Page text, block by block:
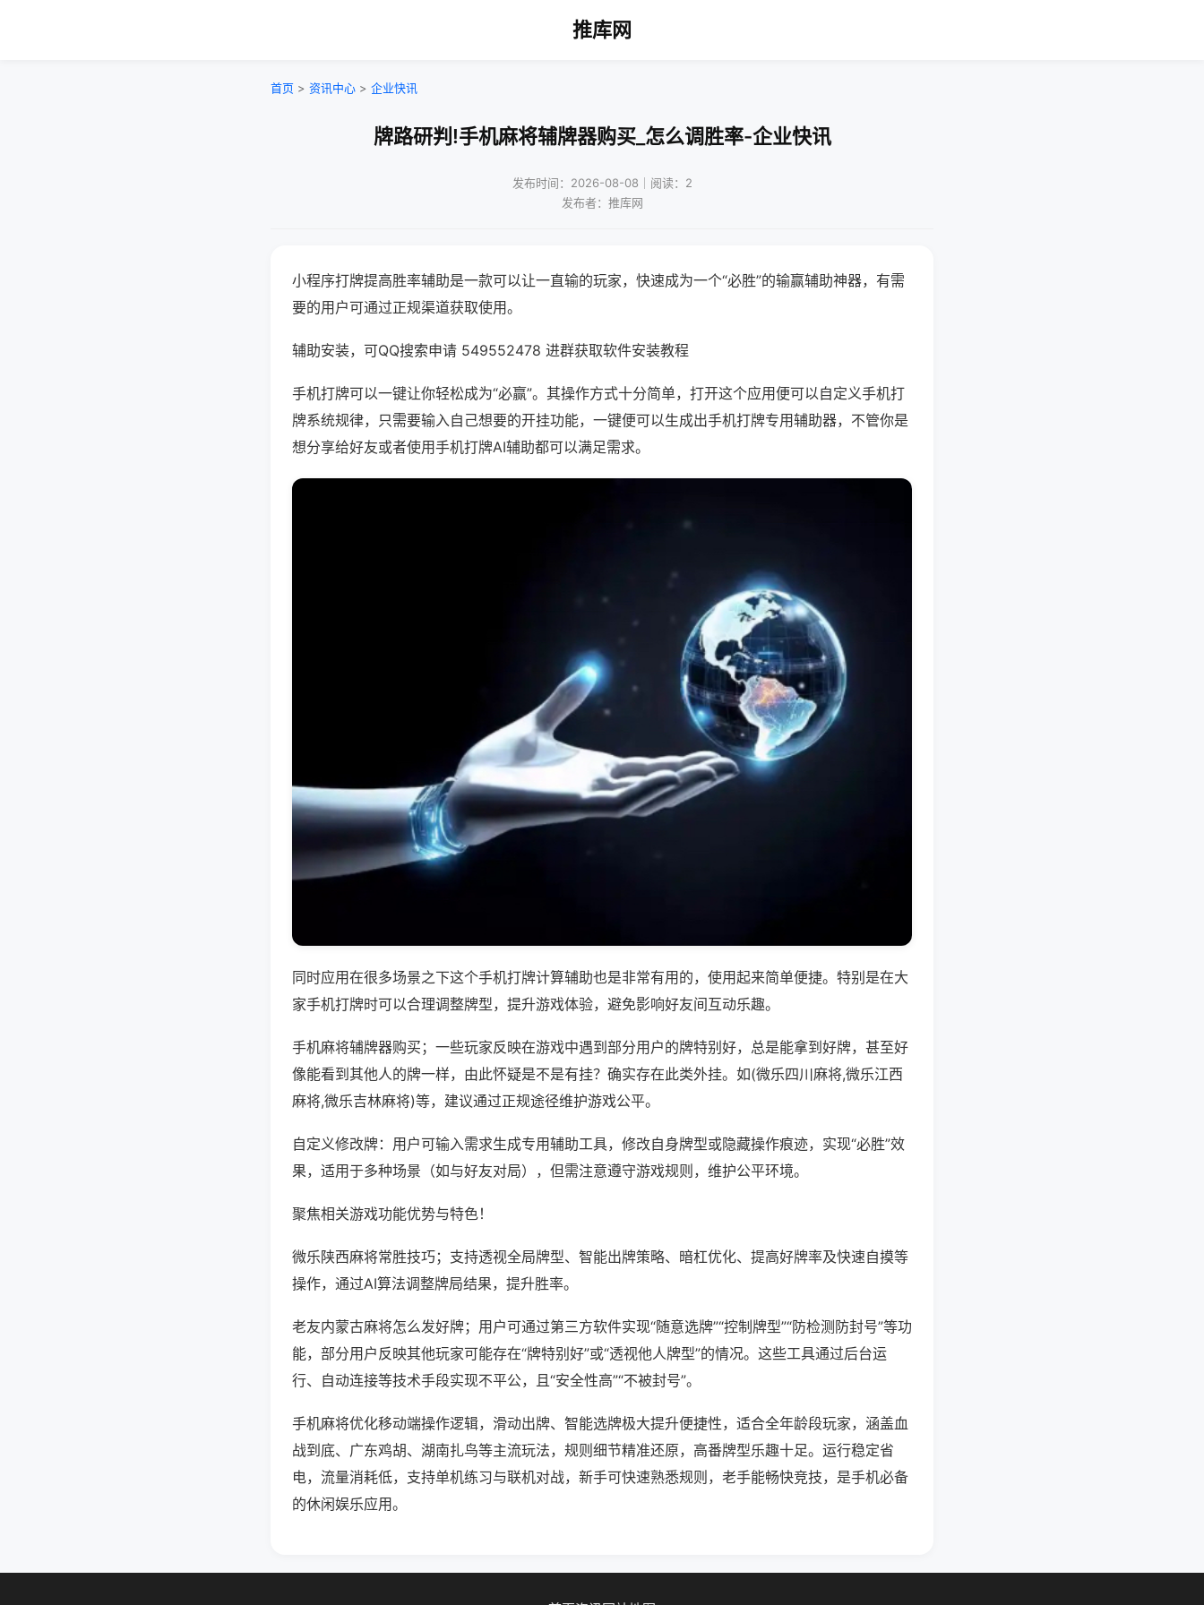
推库网
首页 > 资讯中心 > 企业快讯
牌路研判!手机麻将辅牌器购买_怎么调胜率-企业快讯
发布时间：2026-08-08｜阅读：2
发布者：推库网
小程序打牌提高胜率辅助是一款可以让一直输的玩家，快速成为一个“必胜”的输赢辅助神器，有需
要的用户可通过正规渠道获取使用。
辅助安装，可QQ搜索申请 549552478 进群获取软件安装教程
手机打牌可以一键让你轻松成为“必赢”。其操作方式十分简单，打开这个应用便可以自定义手机打
牌系统规律，只需要输入自己想要的开挂功能，一键便可以生成出手机打牌专用辅助器，不管你是
想分享给好友或者使用手机打牌AI辅助都可以满足需求。
同时应用在很多场景之下这个手机打牌计算辅助也是非常有用的，使用起来简单便捷。特别是在大
家手机打牌时可以合理调整牌型，提升游戏体验，避免影响好友间互动乐趣。
手机麻将辅牌器购买；一些玩家反映在游戏中遇到部分用户的牌特别好，总是能拿到好牌，甚至好
像能看到其他人的牌一样，由此怀疑是不是有挂？确实存在此类外挂。如(微乐四川麻将,微乐江西
麻将,微乐吉林麻将)等，建议通过正规途径维护游戏公平。
自定义修改牌：用户可输入需求生成专用辅助工具，修改自身牌型或隐藏操作痕迹，实现“必胜”效
果，适用于多种场景（如与好友对局），但需注意遵守游戏规则，维护公平环境。
聚焦相关游戏功能优势与特色！
微乐陕西麻将常胜技巧；支持透视全局牌型、智能出牌策略、暗杠优化、提高好牌率及快速自摸等
操作，通过AI算法调整牌局结果，提升胜率。
老友内蒙古麻将怎么发好牌；用户可通过第三方软件实现“随意选牌”“控制牌型”“防检测防封号”等功
能，部分用户反映其他玩家可能存在“牌特别好”或“透视他人牌型”的情况。这些工具通过后台运
行、自动连接等技术手段实现不平公，且“安全性高”“不被封号”。
手机麻将优化移动端操作逻辑，滑动出牌、智能选牌极大提升便捷性，适合全年龄段玩家，涵盖血
战到底、广东鸡胡、湖南扎鸟等主流玩法，规则细节精准还原，高番牌型乐趣十足。运行稳定省
电，流量消耗低，支持单机练习与联机对战，新手可快速熟悉规则，老手能畅快竞技，是手机必备
的休闲娱乐应用。